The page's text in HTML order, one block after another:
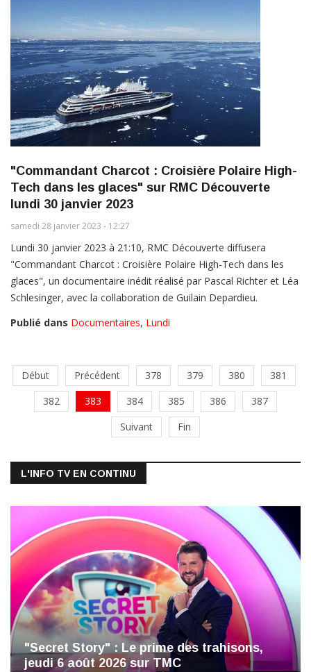
"Commandant Charcot : Croisière Polaire High-
Tech dans les glaces" sur RMC Découverte
lundi 30 janvier 2023
samedi 28 janvier 2023 - 12:27
Lundi 30 janvier 2023 à 21:10, RMC Découverte diffusera
"Commandant Charcot : Croisière Polaire High-Tech dans les
glaces", un documentaire inédit réalisé par Pascal Richter et Léa
Schlesinger, avec la collaboration de Guilain Depardieu.
Publié dans Documentaires, Lundi
Début Précédent 378 379 380
381
382
383 384 385 386
387
Suivant
Fin
L'INFO TV EN CONTINU
"Secret Story" : Le prime des trahisons,
jeudi 6 août 2026 sur TMC